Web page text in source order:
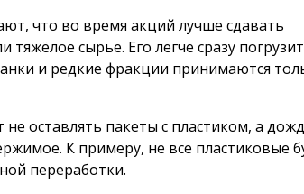
что во время акций лучше сдавать
тяжёлое сырье. Его легче сразу
и редкие фракции принимаются
оставлять пакеты с пластиком, а
К примеру, не все пластиковые
переработки.